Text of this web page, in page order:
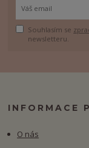
Souhlasím se
newsletteru.
INFORMACE
O nás